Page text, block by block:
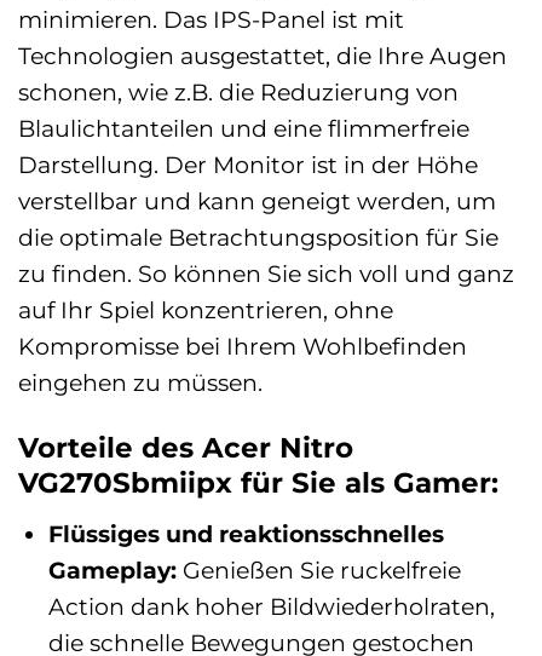
minimieren. Das IPS-Panel ist mit
Technologien ausgestattet, die Ihre Augen
schonen, wie z.B. die Reduzierung von
Blaulichtanteilen und eine flimmerfreie
Darstellung. Der Monitor ist in der Höhe
verstellbar und kann geneigt werden, um
die optimale Betrachtungsposition für Sie
zu finden. So können Sie sich voll und ganz
auf Ihr Spiel konzentrieren, ohne
Kompromisse bei Ihrem Wohlbefinden
eingehen zu müssen.
Vorteile des Acer Nitro
VG270Sbmiipx für Sie als Gamer:
Flüssiges und reaktionsschnelles
Gameplay:Genießen Sie ruckelfreie
Action dank hoher Bildwiederholraten,
die schnelle Bewegungen gestochen